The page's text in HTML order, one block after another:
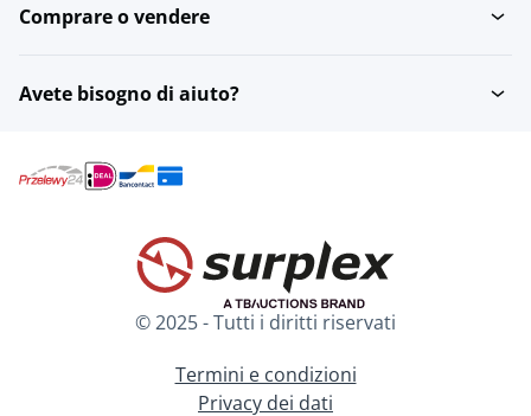
Comprare o vendere
Avete bisogno di aiuto?
© 2025 - Tutti i diritti riservati
Termini e condizioni
Privacy dei dati